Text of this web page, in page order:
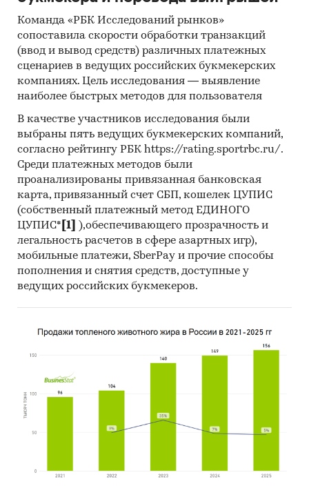
(Group), Steenfabriek Engels Helden Bv., Suifenhe
Baojun Brick Factory, Xiamen Lopo Cladding и др.
ИСТОЧНИКИ
Федеральная служба государственной
статистики (Росстат)
Федеральная таможенная служба
Федеральная налоговая служба
Таможенный союз ЕАЭС
оценки экспертов
показатели торговли
отраслевые издания
законодательные акты, таможенное и
тарифное регулирование
Период исследования
2021-2025 гг, прогноз на 2026-2030 гг
География исследования
Россия, федеральные округа
ДЛЯ КОГО ПРЕДНАЗНАЧЕН ОТЧЕТ
объем и оборот рынка, его динамика,
Команда «РБК Исследований рынков»
сопоставила скорости обработки транзакций
(ввод и вывод средств) различных платежных
сценариев в ведущих российских букмекерских
компаниях. Цель исследования — выявление
наиболее быстрых методов для пользователя
В качестве участников исследования были
выбраны пять ведущих букмекерских компаний,
согласно рейтингу РБК https://rating.sportrbc.ru/.
Среди платежных методов были
проанализированы привязанная банковская
карта, привязанный счет СБП, кошелек ЦУПИС
(собственный платежный метод ЕДИНОГО
ЦУПИС* [1]
),обеспечивающего прозрачность и
легальность расчетов в сфере азартных игр),
мобильные платежи, SberPay и прочие способы
пополнения и снятия средств, доступные у
ведущих российских букмекеров.